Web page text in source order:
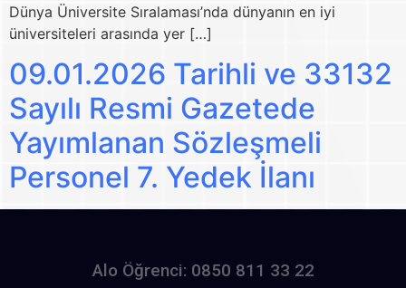
Dünya Üniversite Sıralaması’nda dünyanın en iyi
üniversiteleri arasında yer […]
09.01.2026 Tarihli ve 33132
Sayılı Resmi Gazetede
Yayımlanan Sözleşmeli
Personel 7. Yedek İlanı
Alo Öğrenci: 0850 811 33 22